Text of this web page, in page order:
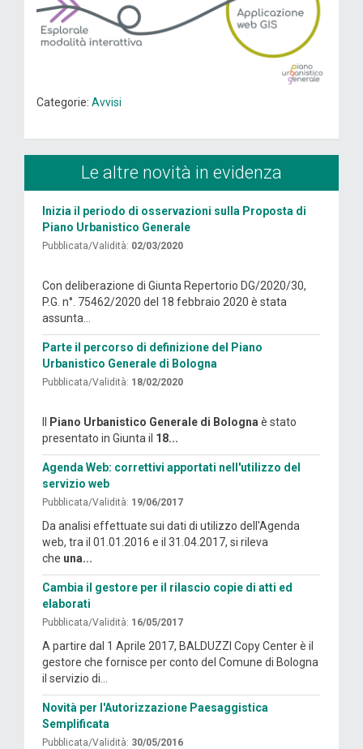
Categorie: Avvisi
Le altre novità in evidenza
Inizia il periodo di osservazioni sulla Proposta di
Piano Urbanistico Generale
Pubblicata/Validità: 02/03/2020
Con deliberazione di Giunta Repertorio DG/2020/30,
P.G. n°. 75462/2020 del 18 febbraio 2020 è stata
assunta...
Parte il percorso di definizione del Piano
Urbanistico Generale di Bologna
Pubblicata/Validità: 18/02/2020
Piano Urbanistico Generale di Bologna è stato
presentato in Giunta il 18...
Agenda Web: correttivi apportati nell'utilizzo del
servizio web
Pubblicata/Validità: 19/06/2017
Da analisi effettuate sui dati di utilizzo dell'Agenda
web, tra il 01.01.2016 e il 31.04.2017, si rileva
che una...
Cambia il gestore per il rilascio copie di atti ed
elaborati
Pubblicata/Validità: 16/05/2017
A partire dal 1 Aprile 2017, BALDUZZI Copy Center è il
gestore che fornisce per conto del Comune di Bologna
il servizio di...
Novità per l'Autorizzazione Paesaggistica
Semplificata
Pubblicata/Validità: 30/05/2016